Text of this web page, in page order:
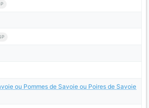
ou Pommes de Savoie ou Poires de Savoie